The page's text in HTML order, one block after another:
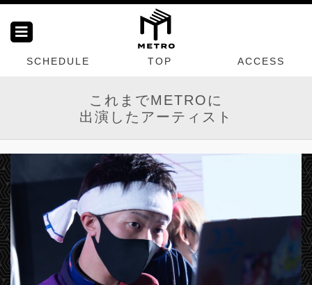
SCHEDULE TOP ACCESS
これまでMETROに
出演したアーティスト